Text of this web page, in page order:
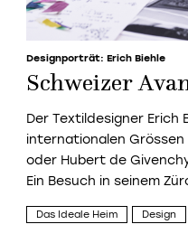
Designporträt: Erich Biehle
Schweizer
Der Textildesigner Erich
internationalen
oder Hubert de
Ein Besuch in seinem
Das Ideale Heim Design